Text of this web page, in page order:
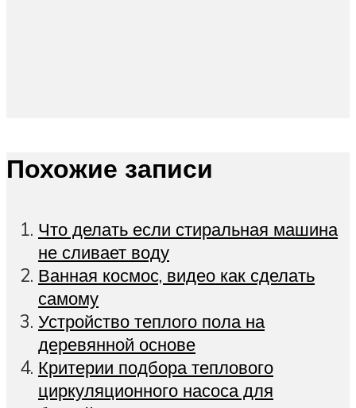
Похожие записи
Что делать если стиральная машина
не сливает воду
Ванная космос, видео как сделать
самому
Устройство теплого пола на
деревянной основе
Критерии подбора теплового
циркуляционного насоса для